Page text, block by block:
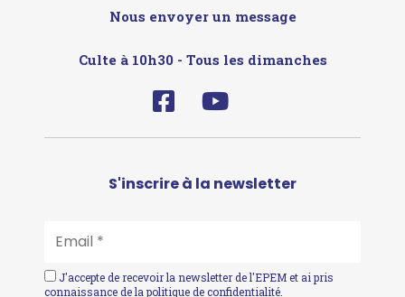
Nous envoyer un message
Culte à 10h30 - Tous les dimanches
S'inscrire à la newsletter
J'accepte de recevoir la newsletter de l'EPEM et ai pris
connaissance de lapolitique de confidentialité.